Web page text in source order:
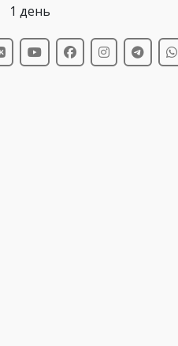
1 день